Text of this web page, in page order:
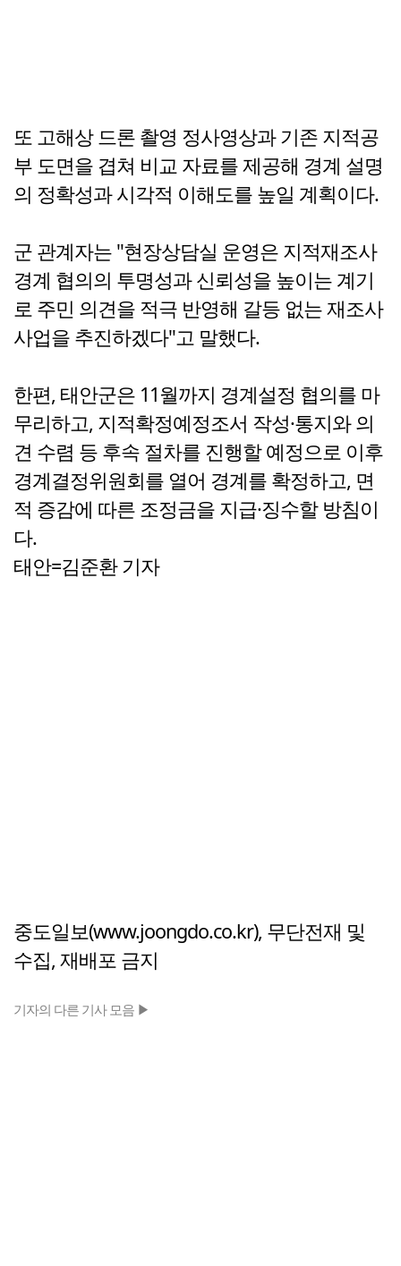
또 고해상 드론 촬영 정사영상과 기존 지적공
부 도면을 겹쳐 비교 자료를 제공해 경계 설명
의 정확성과 시각적 이해도를 높일 계획이다.
군 관계자는 "현장상담실 운영은 지적재조사
경계 협의의 투명성과 신뢰성을 높이는 계기
로 주민 의견을 적극 반영해 갈등 없는 재조사
사업을 추진하겠다"고 말했다.
한편, 태안군은 11월까지 경계설정 협의를 마
무리하고, 지적확정예정조서 작성·통지와 의
견 수렴 등 후속 절차를 진행할 예정으로 이후
경계결정위원회를 열어 경계를 확정하고, 면
적 증감에 따른 조정금을 지급·징수할 방침이
다.
태안=김준환 기자
중도일보(www.joongdo.co.kr), 무단전재 및
수집, 재배포 금지
기자의 다른 기사 모음 ▶